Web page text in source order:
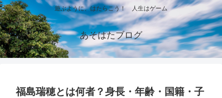
遊ぶように、はたらこう！ 人生はゲーム
あそはたブログ
福島瑞穂とは何者？身長・年齢・国籍・子